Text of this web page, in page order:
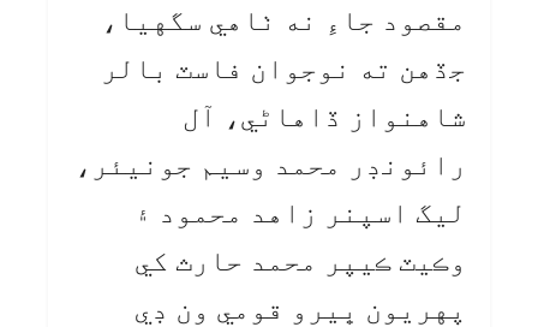
مقصود جاءِ نه ٺاهي سگهيا،
جڏهن ته نوجوان فاسٽ بالر
شاهنواز ڏاهاڻي، آل
رائونڊر محمد وسيم جونيئر،
ليگ اسپنر زاهد محمود ۽
وڪيٽ ڪيپر محمد حارث کي
پهريون ڀيرو قومي ون ڊي